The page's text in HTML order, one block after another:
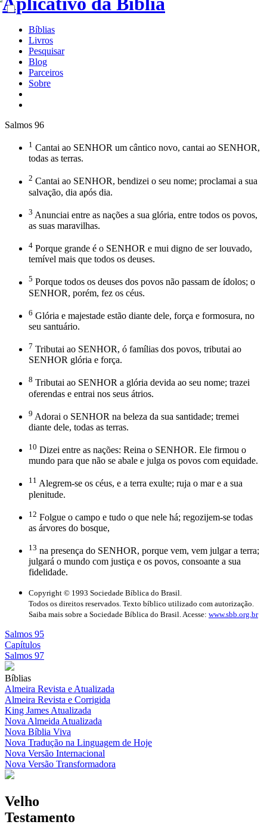
Bíblias
Livros
Pesquisar
Blog
Parceiros
Sobre
Salmos 96
1 Cantai ao SENHOR um cântico novo, cantai ao SENHOR,
todas as terras.
2 Cantai ao SENHOR, bendizei o seu nome; proclamai a sua
salvação, dia após dia.
3 Anunciai entre as nações a sua glória, entre todos os povos,
as suas maravilhas.
4 Porque grande é o SENHOR e mui digno de ser louvado,
temível mais que todos os deuses.
5 Porque todos os deuses dos povos não passam de ídolos; o
SENHOR, porém, fez os céus.
6 Glória e majestade estão diante dele, força e formosura, no
seu santuário.
7 Tributai ao SENHOR, ó famílias dos povos, tributai ao
SENHOR glória e força.
8 Tributai ao SENHOR a glória devida ao seu nome; trazei
oferendas e entrai nos seus átrios.
9 Adorai o SENHOR na beleza da sua santidade; tremei
diante dele, todas as terras.
10 Dizei entre as nações: Reina o SENHOR. Ele firmou o
mundo para que não se abale e julga os povos com equidade.
11 Alegrem-se os céus, e a terra exulte; ruja o mar e a sua
plenitude.
12 Folgue o campo e tudo o que nele há; regozijem-se todas
as árvores do bosque,
13 na presença do SENHOR, porque vem, vem julgar a terra;
julgará o mundo com justiça e os povos, consoante a sua
fidelidade.
Copyright © 1993 Sociedade Bíblica do Brasil.
Todos os direitos reservados. Texto bíblico utilizado com autorização.
Saiba mais sobre a Sociedade Bíblica do Brasil. Acesse: www.sbb.org.br
Salmos 95
Capítulos
Salmos 97
Bíblias
Almeira Revista e Atualizada
Almeira Revista e Corrigida
King James Atualizada
Nova Almeida Atualizada
Nova Bíblia Viva
Nova Tradução na Linguagem de Hoje
Nova Versão Internacional
Nova Versão Transformadora
Velho
Testamento